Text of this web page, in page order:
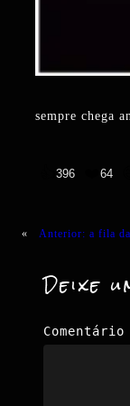
sempre chega
396 64
« Anterior: a fila
Deixe
Comentário